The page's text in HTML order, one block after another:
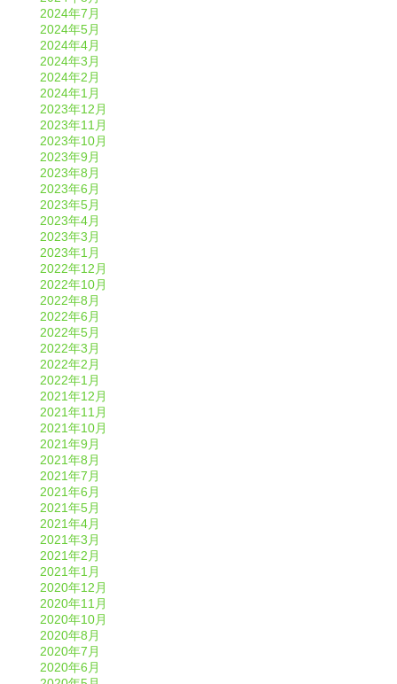
2024年7月
2024年5月
2024年4月
2024年3月
2024年2月
2024年1月
2023年12月
2023年11月
2023年10月
2023年9月
2023年8月
2023年6月
2023年5月
2023年4月
2023年3月
2023年1月
2022年12月
2022年10月
2022年8月
2022年6月
2022年5月
2022年3月
2022年2月
2022年1月
2021年12月
2021年11月
2021年10月
2021年9月
2021年8月
2021年7月
2021年6月
2021年5月
2021年4月
2021年3月
2021年2月
2021年1月
2020年12月
2020年11月
2020年10月
2020年8月
2020年7月
2020年6月